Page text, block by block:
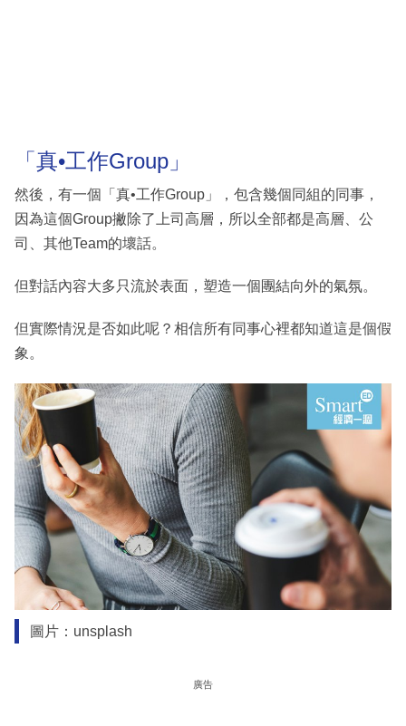
「真•工作Group」
然後，有一個「真•工作Group」，包含幾個同組的同事，
因為這個Group撇除了上司高層，所以全部都是高層、公
司、其他Team的壞話。
但對話內容大多只流於表面，塑造一個團結向外的氣氛。
但實際情況是否如此呢？相信所有同事心裡都知道這是個假
象。
圖片：unsplash
廣告